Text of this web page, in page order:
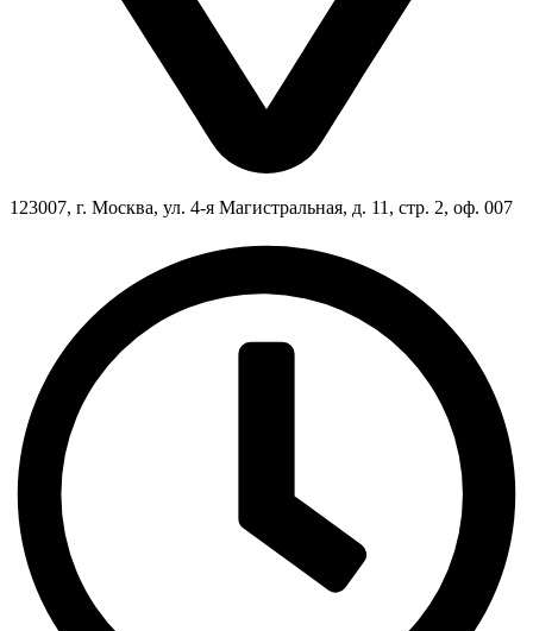
123007, г. Москва, ул. 4-я Магистральная, д. 11, стр. 2, оф. 007